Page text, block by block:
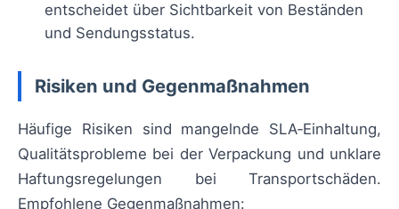
entscheidet über Sichtbarkeit von Beständen
und Sendungsstatus.
Risiken und Gegenmaßnahmen
Häufige Risiken sind mangelnde SLA‑Einhaltung,
Qualitätsprobleme bei der Verpackung und unklare
Haftungsregelungen bei Transportschäden.
Empfohlene Gegenmaßnahmen: